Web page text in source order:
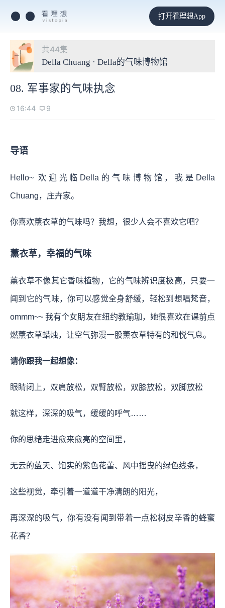
打开看理想App
共44集
Della Chuang · Della的气味博物馆
08. 军事家的气味执念
16:44 9
导语
Hello~ 欢迎光临Della的气味博物馆，我是Della
Chuang，庄卉家。
你喜欢薰衣草的气味吗？我想，很少人会不喜欢它吧？
薰衣草，幸福的气味
薰衣草不像其它香味植物，它的气味辨识度极高，只要一
闻到它的气味，你可以感觉全身舒缓，轻松到想唱梵音，
ommm~~ 我有个女朋友在纽约教瑜珈，她很喜欢在课前点
燃薰衣草蜡烛，让空气弥漫一股薰衣草特有的和悦气息。
请你跟我一起想像：
眼睛闭上，双肩放松，双臂放松，双膝放松，双脚放松
就这样，深深的吸气，缓缓的呼气……
你的思绪走进愈来愈亮的空间里，
无云的蓝天、饱实的紫色花蕾、风中摇曳的绿色线条，
这些视觉，牵引着一道道干净清朗的阳光，
再深深的吸气，你有没有闻到带着一点松树皮辛香的蜂蜜
花香？